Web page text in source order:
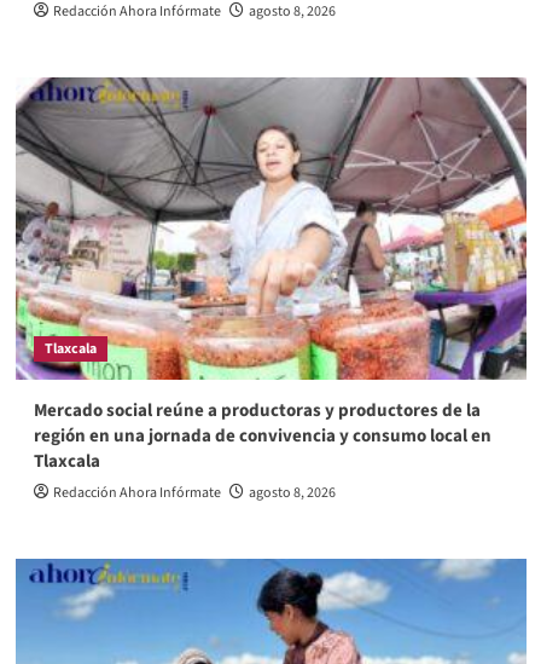
Redacción Ahora Infórmate agosto 8, 2026
Tlaxcala
Mercado social reúne a productoras y productores de la
región en una jornada de convivencia y consumo local en
Tlaxcala
Redacción Ahora Infórmate agosto 8, 2026